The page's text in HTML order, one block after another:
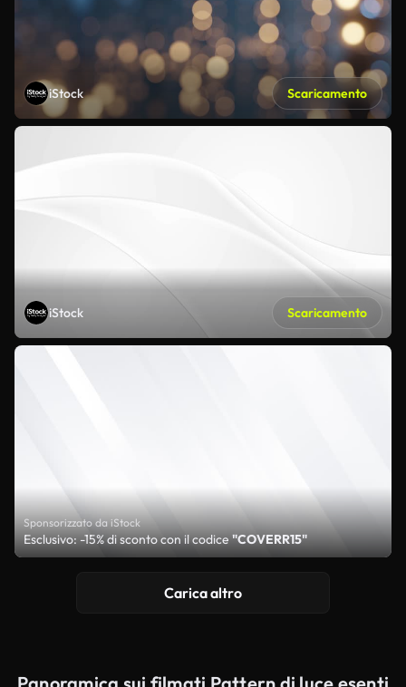
iStock Scaricamento
iStock Scaricamento
Sponsorizzato da iStock
Esclusivo: -15% di sconto con il codice"COVERR15"
Carica altro